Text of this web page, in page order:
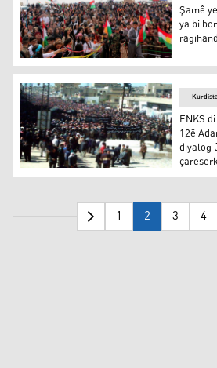
Şamê yekemîn bêhnvedana
Şamê
ya bi
ragihand
ENKS di salvegera Serhildana
ENKS
12ê
diyalog
1 2 3 4